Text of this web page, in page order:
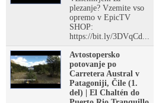
plezanje? Vzemite vso
opremo v EpicTV
SHOP:
https://bit.ly/3DVqCd...
Avtostopersko
potovanje po
Carretera Austral v
Patagoniji, Čile (1.
del) | El Chaltén do